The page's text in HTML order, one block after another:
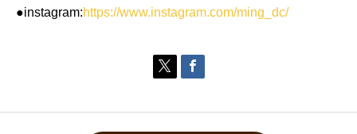
●instagram:https://www.instagram.com/ming_dc/
 